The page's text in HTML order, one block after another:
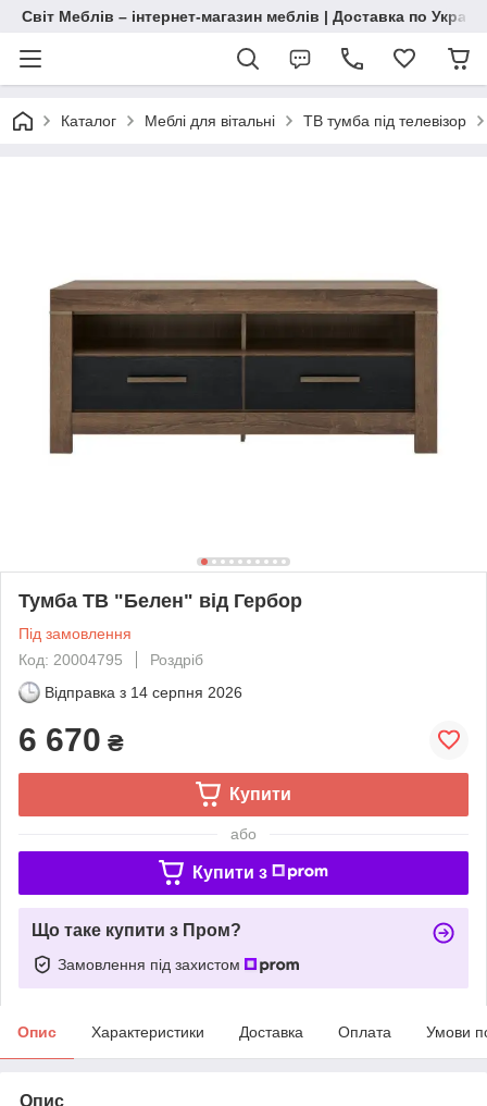
Світ Меблів – інтернет-магазин меблів | Доставка по
Каталог Меблі для вітальні ТВ тумба під телевізор
Тумба ТВ "Белен" від Гербор
Під замовлення
Код: 20004795
Роздріб
Відправка з 14 серпня 2026
6 670 ₴
Купити
або
Купити з
Що таке купити з Пром?
Замовлення під захистом
Опис Характеристики Доставка Оплата Умови
Опис